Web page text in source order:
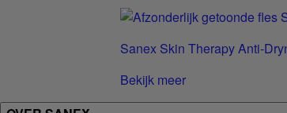
Sanex Skin Therapy Anti-
Bekijk meer